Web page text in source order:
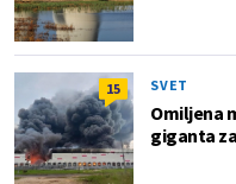
15 SVET
Omiljena
giganta